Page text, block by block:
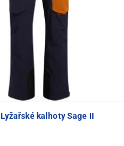
Lyžařské kalhoty Sage II